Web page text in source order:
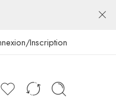
Inscription